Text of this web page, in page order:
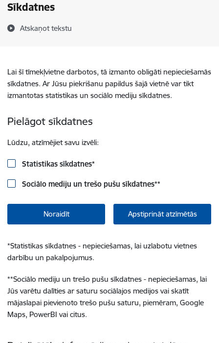
Sīkdatnes
Atskaņot tekstu
Lai šī tīmekļvietne darbotos, tā izmanto obligāti nepieciešamās
sīkdatnes. Ar Jūsu piekrišanu papildus šajā vietnē var tikt
izmantotas statistikas un sociālo mediju sīkdatnes.
Pielāgot sīkdatnes
Lūdzu, atzīmējiet savu izvēli:
Statistikas sīkdatnes*
Sociālo mediju un trešo pušu sīkdatnes**
Noraidīt Apstiprināt atzīmētās
*Statistikas sīkdatnes - nepieciešamas, lai uzlabotu vietnes
darbību un pakalpojumus.
**Sociālo mediju un trešo pušu sīkdatnes - nepieciešamas, lai
Jūs varētu dalīties ar saturu sociālajos medijos vai skatīt
mājaslapai pievienoto trešo pušu saturu, piemēram, Google
Maps, PowerBI vai citus.